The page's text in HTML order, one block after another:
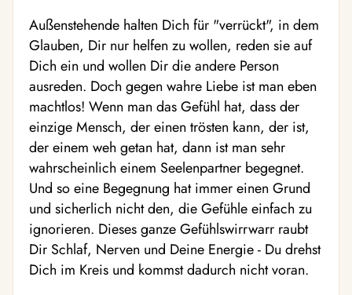
Außenstehende halten Dich für "verrückt", in dem
Glauben, Dir nur helfen zu wollen, reden sie auf
Dich ein und wollen Dir die andere Person
ausreden. Doch gegen wahre Liebe ist man eben
machtlos! Wenn man das Gefühl hat, dass der
einzige Mensch, der einen trösten kann, der ist,
der einem weh getan hat, dann ist man sehr
wahrscheinlich einem Seelenpartner begegnet.
Und so eine Begegnung hat immer einen Grund
und sicherlich nicht den, die Gefühle einfach zu
ignorieren. Dieses ganze Gefühlswirrwarr raubt
Dir Schlaf, Nerven und Deine Energie - Du drehst
Dich im Kreis und kommst dadurch nicht voran.